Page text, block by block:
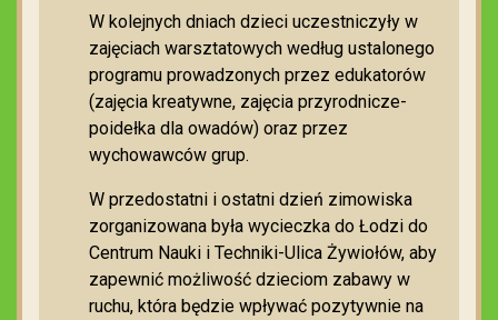
W kolejnych dniach dzieci uczestniczyły w
zajęciach warsztatowych według ustalonego
programu prowadzonych przez edukatorów
(zajęcia kreatywne, zajęcia przyrodnicze-
poidełka dla owadów) oraz przez
wychowawców grup.
W przedostatni i ostatni dzień zimowiska
zorganizowana była wycieczka do Łodzi do
Centrum Nauki i Techniki-Ulica Żywiołów, aby
zapewnić możliwość dzieciom zabawy w
ruchu, która będzie wpływać pozytywnie na